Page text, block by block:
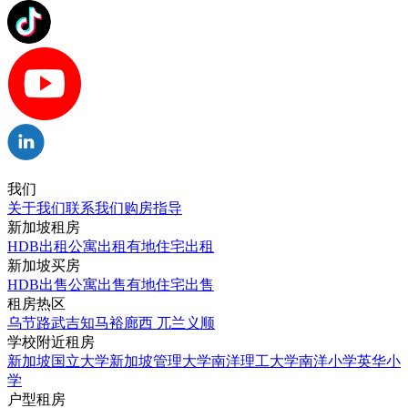
我们
关于我们联系我们购房指导
新加坡租房
HDB出租公寓出租有地住宅出租
新加坡买房
HDB出售公寓出售有地住宅出售
租房热区
乌节路武吉知马裕廊西 兀兰 义顺
学校附近租房
新加坡国立大学新加坡管理大学南洋理工大学南洋小学英华小
学
户型租房